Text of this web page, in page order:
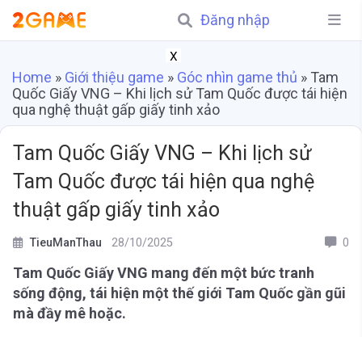
Đăng nhập
X
Home » Giới thiệu game » Góc nhìn game thủ » Tam
Quốc Giấy VNG – Khi lịch sử Tam Quốc được tái hiện
qua nghệ thuật gấp giấy tinh xảo
Tam Quốc Giấy VNG – Khi lịch sử
Tam Quốc được tái hiện qua nghệ
thuật gấp giấy tinh xảo
TieuManThau 28/10/2025 0
Tam Quốc Giấy VNG mang đến một bức tranh
sống động, tái hiện một thế giới Tam Quốc gần gũi
mà đầy mê hoặc.